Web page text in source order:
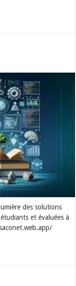
des solutions
et évaluées à